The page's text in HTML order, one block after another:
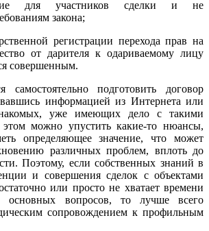
для участников сделки и не
закона;
регистрации перехода прав на
от дарителя к одариваемому лицу
совершенным.
самостоятельно подготовить договор
информацией из Интернета или
уже имеющих дело с такими
можно упустить какие-то нюансы,
определяющее значение, что может
различных проблем, вплоть до
Поэтому, если собственных знаний в
и совершения сделок с объектами
или просто не хватает времени
основных вопросов, то лучше всего
сопровождением к профильным